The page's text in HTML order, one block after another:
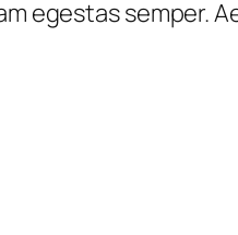
egestas semper.